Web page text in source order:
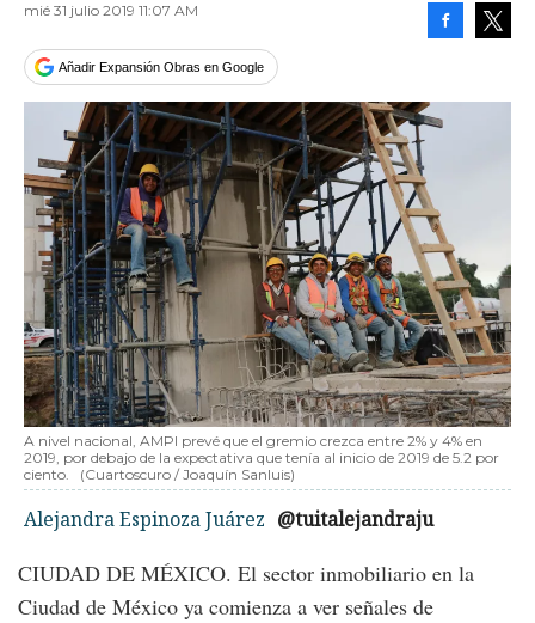
mié 31 julio 2019 11:07 AM
Añadir Expansión Obras en Google
A nivel nacional, AMPI prevé que el gremio crezca entre 2% y 4% en
2019, por debajo de la expectativa que tenía al inicio de 2019 de 5.2 por
ciento.
(Cuartoscuro / Joaquín Sanluis)
Alejandra Espinoza Juárez @tuitalejandraju
CIUDAD DE MÉXICO. El sector inmobiliario en la
Ciudad de México ya comienza a ver señales de